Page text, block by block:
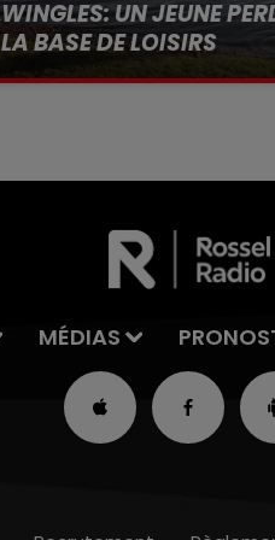
WINGLES: UN JEUNE
LA BASE DE LOISIRS
La victime a coulé à pic
MÉDIAS